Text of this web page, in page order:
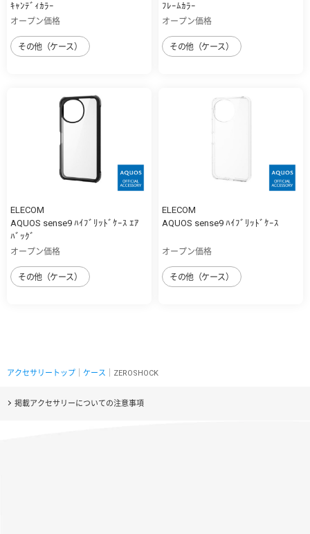
ｷｬﾝﾃﾞｨｶﾗｰ
オープン価格
その他（ケース）
ﾌﾚｰﾑｶﾗｰ
オープン価格
その他（ケース）
ELECOM
AQUOS sense9 ﾊｲﾌﾞﾘｯﾄﾞｹｰｽ ｴｱ
ﾊﾞｯｸﾞ
オープン価格
その他（ケース）
ELECOM
AQUOS sense9 ﾊｲﾌﾞﾘｯﾄﾞｹｰｽ
オープン価格
その他（ケース）
アクセサリートップ ケース ｜ZEROSHOCK
掲載アクセサリーについての注意事項